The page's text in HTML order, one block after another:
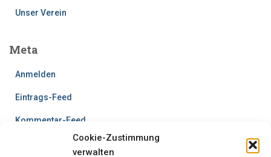
Cookie-Zustimmung
verwalten
Unser Verein
Meta
Anmelden
Eintrags-Feed
Kommentar-Feed
WordPress.org